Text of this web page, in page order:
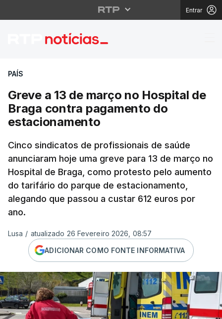
Entrar
Greve a 13 de março
PAÍS
Greve a 13 de março no Hospital de
Braga contra pagamento do
estacionamento
Cinco sindicatos de profissionais de saúde
anunciaram hoje uma greve para 13 de março no
Hospital de Braga, como protesto pelo aumento
do tarifário do parque de estacionamento,
alegando que passou a custar 612 euros por
ano.
Lusa / atualizado 26 Fevereiro 2026, 08:57
ADICIONAR COMO FONTE INFORMATIVA